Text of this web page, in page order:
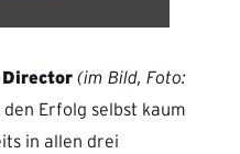
Director (im Bild, Foto:
den Erfolg selbst kaum
in allen drei